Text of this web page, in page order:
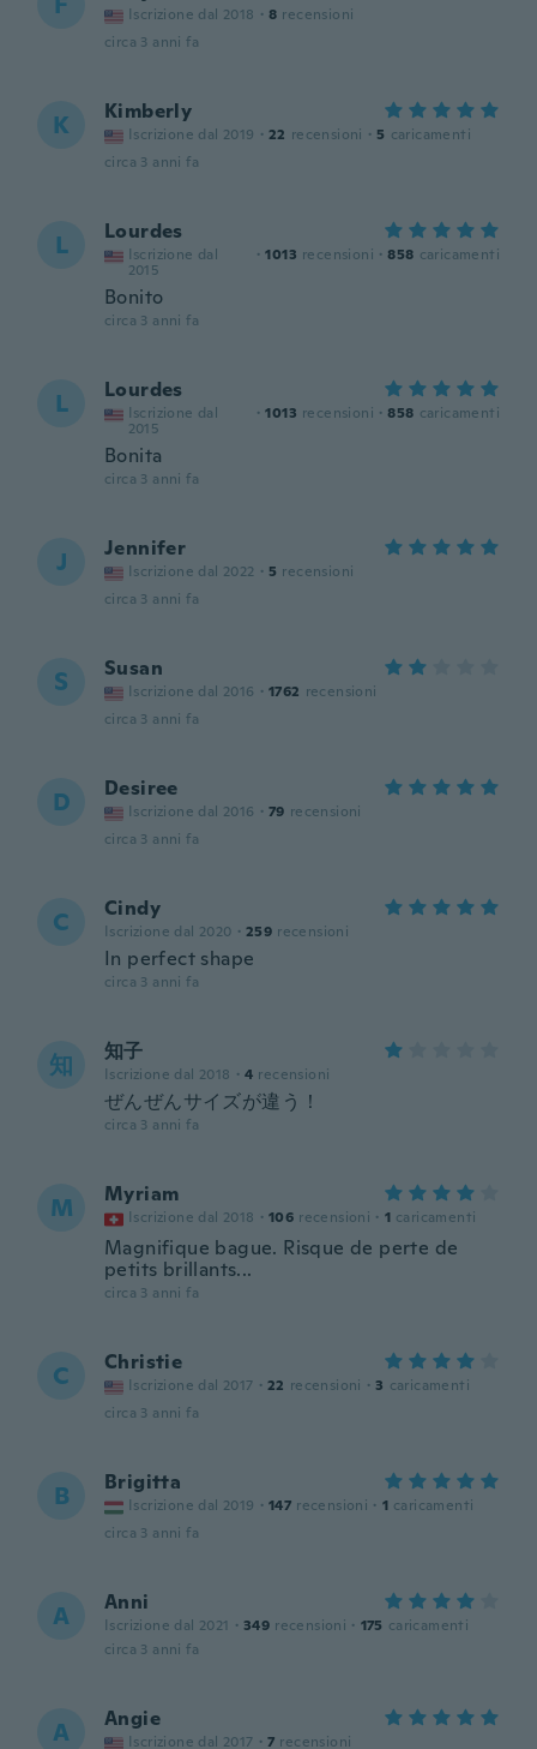
Iscrizione dal 2018 · 8 recensioni
circa 3 anni fa
K Kimberly
Iscrizione dal 2019 · 22 recensioni · 5 caricamenti
circa 3 anni fa
L Lourdes
Iscrizione dal
2015
· 1013 recensioni · 858 caricamenti
Bonito
circa 3 anni fa
L Lourdes
Iscrizione dal
2015
· 1013 recensioni · 858 caricamenti
Bonita
circa 3 anni fa
J Jennifer
Iscrizione dal 2022 · 5 recensioni
circa 3 anni fa
S Susan
Iscrizione dal 2016 · 1762 recensioni
circa 3 anni fa
D Desiree
Iscrizione dal 2016 · 79 recensioni
circa 3 anni fa
C Cindy
Iscrizione dal 2020 · 259 recensioni
In perfect shape
circa 3 anni fa
知 知子
Iscrizione dal 2018 · 4 recensioni
ぜんぜんサイズが違う！
circa 3 anni fa
M Myriam
Iscrizione dal 2018 · 106 recensioni · 1 caricamenti
Magnifique bague. Risque de perte de
petits brillants...
circa 3 anni fa
C Christie
Iscrizione dal 2017 · 22 recensioni · 3 caricamenti
circa 3 anni fa
B Brigitta
Iscrizione dal 2019 · 147 recensioni · 1 caricamenti
circa 3 anni fa
A Anni
Iscrizione dal 2021 · 349 recensioni · 175 caricamenti
circa 3 anni fa
A Angie
Iscrizione dal 2017 · 7 recensioni